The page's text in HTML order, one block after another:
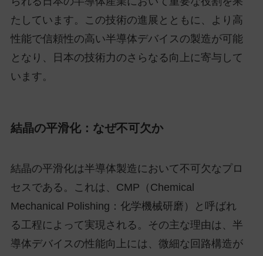
たしています。この技術の進展とともに、より高
性能で信頼性の高い半導体デバイスの製造が可能
となり、日本の技術力のさらなる向上に寄与して
います。
結晶の平滑化：なぜ不可欠か
結晶の平滑化は半導体製造において不可欠なプロ
セスである。これは、CMP（Chemical
Mechanical Polishing：化学機械研磨）と呼ばれ
る工程によって実現される。その主な理由は、半
導体デバイスの性能向上には、微細な回路構造が